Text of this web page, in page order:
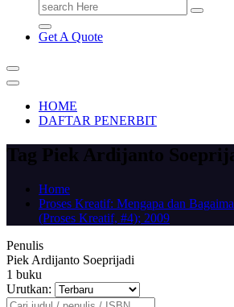
Search
for:
Get A Quote
HOME
DAFTAR PENERBIT
Tag Piek Ardijanto
Home
Proses Kreatif: Mengapa dan
(Proses Kreatif, #4); 2009
Penulis
Piek Ardijanto Soeprijadi
1 buku
Urutkan: